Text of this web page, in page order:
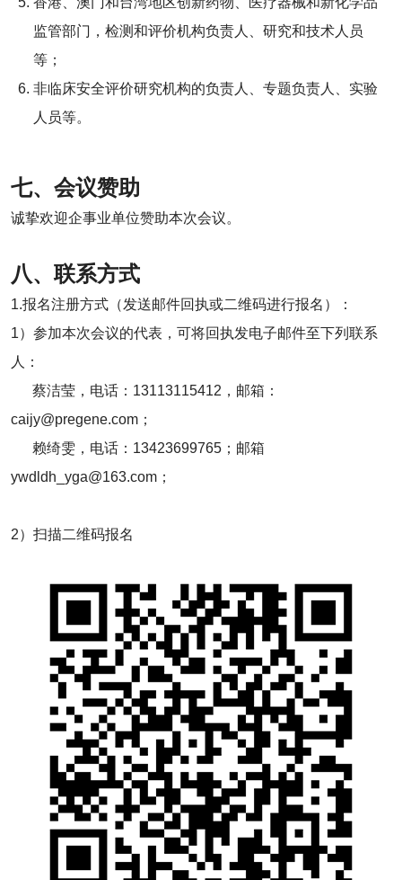
监管部门，检测和评价机构负责人、研究和技术人员
等；
非临床安全评价研究机构的负责人、专题负责人、实验
人员等。
七、会议赞助
诚挚欢迎企事业单位赞助本次会议。
八、联系方式
1.报名注册方式（发送邮件回执或二维码进行报名）：
1）参加本次会议的代表，可将回执发电子邮件至下列联系
人：
蔡洁莹，电话：13113115412，邮箱：
caijy@pregene.com；
赖绮雯，电话：13423699765；邮箱
ywdldh_yga@163.com；
2）扫描二维码报名